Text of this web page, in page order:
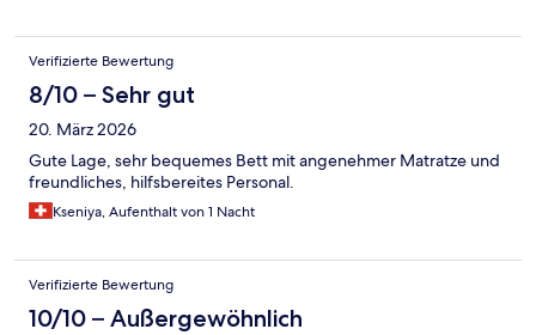
Verifizierte Bewertung
8/10 – Sehr gut
20. März 2026
Gute Lage, sehr bequemes Bett mit angenehmer Matratze und
freundliches, hilfsbereites Personal.
Kseniya, Aufenthalt von 1 Nacht
Verifizierte Bewertung
10/10 – Außergewöhnlich